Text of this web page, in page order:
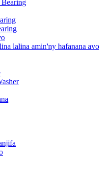
lalina amin'ny hafanana avo